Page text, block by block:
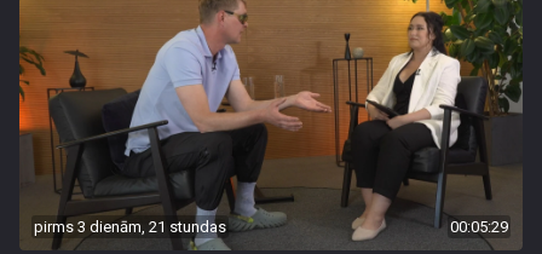
pirms 3 dienām, 21 stundas 00:05:29